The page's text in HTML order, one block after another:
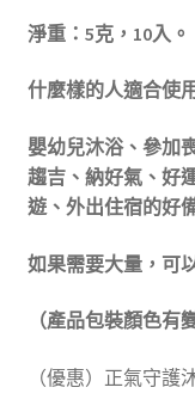
淨重：5克，10入。
什麼樣的人適合使
嬰幼兒沐浴、參加
趨吉、納好氣、好
遊、外出住宿的好
如果需要大量，可
（產品包裝顏色有
（優惠）正氣守護